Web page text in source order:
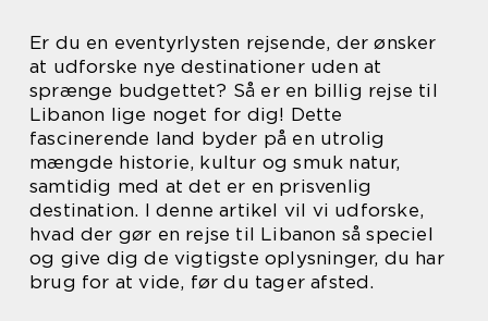
Er du en eventyrlysten rejsende, der ønsker
at udforske nye destinationer uden at
sprænge budgettet? Så er en billig rejse til
Libanon lige noget for dig! Dette
fascinerende land byder på en utrolig
mængde historie, kultur og smuk natur,
samtidig med at det er en prisvenlig
destination. I denne artikel vil vi udforske,
hvad der gør en rejse til Libanon så speciel
og give dig de vigtigste oplysninger, du har
brug for at vide, før du tager afsted.